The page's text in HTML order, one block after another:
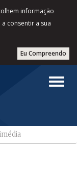
informação
consentir a sua
Eu Compreendo